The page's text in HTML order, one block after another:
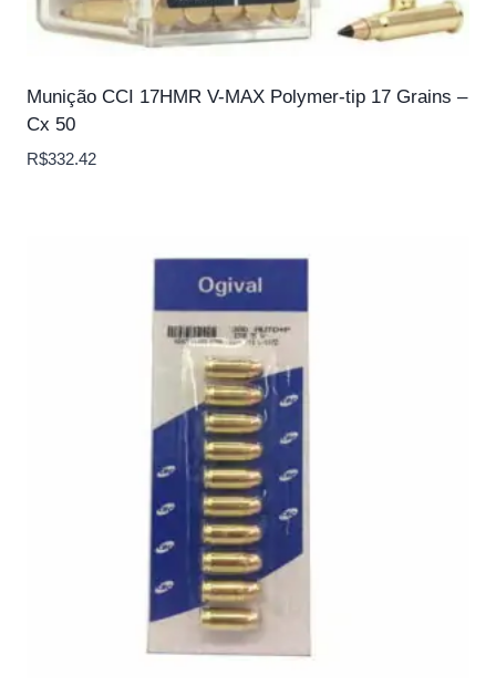
Munição CCI 17HMR V-MAX Polymer-tip 17 Grains –
Cx 50
R$332.42